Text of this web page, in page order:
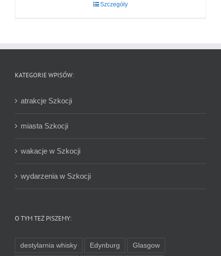
Szczegóły
KATEGORIE WPISÓW:
atrakcje Szkocji
miasta Szkocji
wakacje w Szkocji
wydarzenia w Szkocji
O TYM TEŻ PISZEMY:
destylarnia whisky Edynburg Glasgow